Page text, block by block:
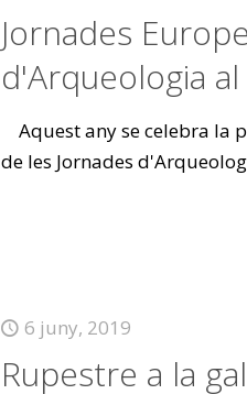
Jornades
d'Arqueologia al
Aquest any se celebra la
de les Jornades
6 juny, 2019
Rupestre a la